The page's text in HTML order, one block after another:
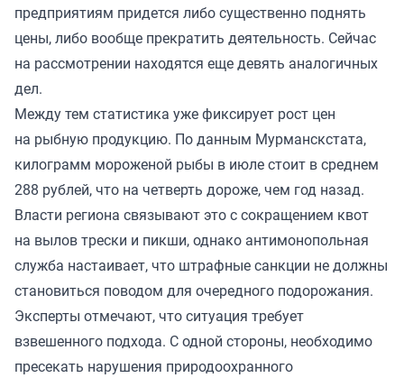
предприятиям придется либо существенно поднять
цены, либо вообще прекратить деятельность. Сейчас
на рассмотрении находятся еще девять аналогичных
дел.
Между тем статистика уже фиксирует рост цен
на рыбную продукцию. По данным Мурманскстата,
килограмм мороженой рыбы в июле стоит в среднем
288 рублей, что на четверть дороже, чем год назад.
Власти региона связывают это с сокращением квот
на вылов трески и пикши, однако антимонопольная
служба настаивает, что штрафные санкции не должны
становиться поводом для очередного подорожания.
Эксперты отмечают, что ситуация требует
взвешенного подхода. С одной стороны, необходимо
пресекать нарушения природоохранного